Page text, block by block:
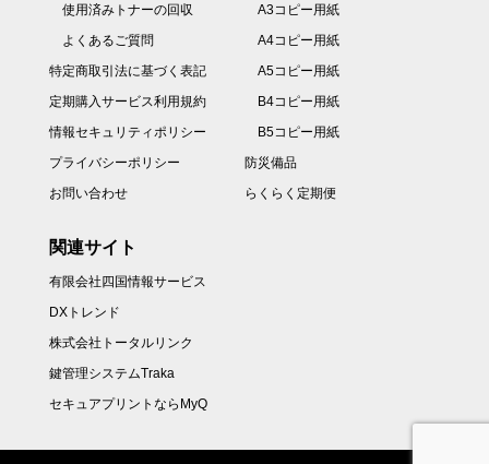
使用済みトナーの回収
よくあるご質問
特定商取引法に基づく表記
定期購入サービス利用規約
情報セキュリティポリシー
プライバシーポリシー
お問い合わせ
A3コピー用紙
A4コピー用紙
A5コピー用紙
B4コピー用紙
B5コピー用紙
防災備品
らくらく定期便
関連サイト
有限会社四国情報サービス
DXトレンド
株式会社トータルリンク
鍵管理システムTraka
セキュアプリントならMyQ